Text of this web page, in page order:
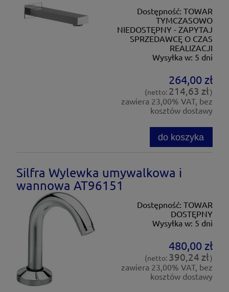
Dostępność: TOWAR
TYMCZASOWO
NIEDOSTĘPNY - ZAPYTAJ
SPRZEDAWCĘ O CZAS
REALIZACJI
Wysyłka w: 5 dni
264,00 zł
(netto: 214,63 zł)
zawiera 23,00% VAT, bez
kosztów dostawy
do koszyka
Silfra Wylewka umywalkowa i
wannowa AT96151
Dostępność: TOWAR
DOSTĘPNY
Wysyłka w: 5 dni
480,00 zł
(netto: 390,24 zł)
zawiera 23,00% VAT, bez
kosztów dostawy